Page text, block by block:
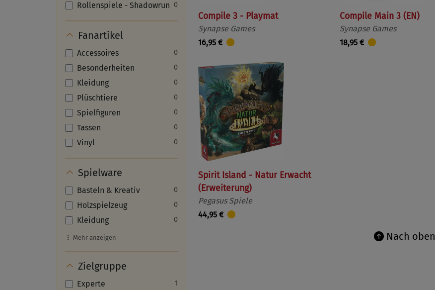
Rollenspiele - Shadowrun 0
Fanartikel
Accessoires 0
Besonderheiten 0
Kleidung 0
Plüschtiere 0
Spielfiguren 0
Tassen 0
Vinyl 0
Spielware
Basteln & Kreativ 0
Holzspielzeug 0
Kleidung 0
Mehr anzeigen
Zielgruppe
Experte 1
Compile 3 - Playmat
Synapse Games
16,95 €
Compile Main 3 (EN)
Synapse Games
18,95 €
Spirit Island - Natur Erwacht
(Erweiterung)
Pegasus Spiele
44,95 €
Nach oben